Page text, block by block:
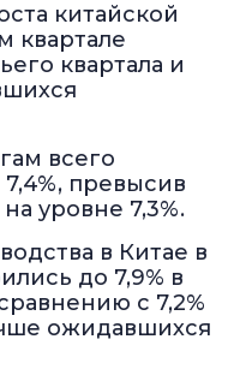
китайской
квартале
квартала и
всего
превысив
уровне 7,3%.
в Китае в
до 7,9% в
с 7,2%
ожидавшихся